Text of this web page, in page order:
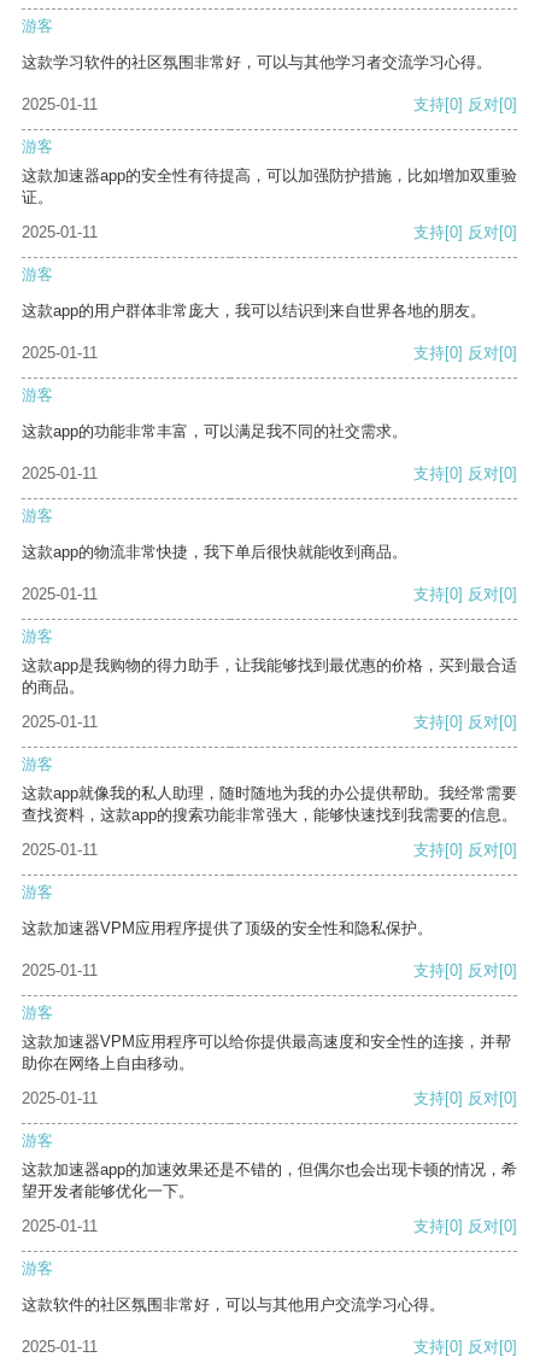
游客
这款学习软件的社区氛围非常好，可以与其他学习者交流学习心得。
2025-01-11 支持[0] 反对[0]
游客
这款加速器app的安全性有待提高，可以加强防护措施，比如增加双重验
证。
2025-01-11
支持[0] 反对[0]
游客
这款app的用户群体非常庞大，我可以结识到来自世界各地的朋友。
2025-01-11 支持[0] 反对[0]
游客
这款app的功能非常丰富，可以满足我不同的社交需求。
2025-01-11 支持[0] 反对[0]
游客
这款app的物流非常快捷，我下单后很快就能收到商品。
2025-01-11 支持[0] 反对[0]
游客
这款app是我购物的得力助手，让我能够找到最优惠的价格，买到最合适
的商品。
2025-01-11
支持[0] 反对[0]
游客
这款app就像我的私人助理，随时随地为我的办公提供帮助。我经常需要
查找资料，这款app的搜索功能非常强大，能够快速找到我需要的信息。
2025-01-11
支持[0] 反对[0]
游客
这款加速器VPM应用程序提供了顶级的安全性和隐私保护。
2025-01-11 支持[0] 反对[0]
游客
这款加速器VPM应用程序可以给你提供最高速度和安全性的连接，并帮
助你在网络上自由移动。
2025-01-11
支持[0] 反对[0]
游客
这款加速器app的加速效果还是不错的，但偶尔也会出现卡顿的情况，希
望开发者能够优化一下。
2025-01-11
支持[0] 反对[0]
游客
这款软件的社区氛围非常好，可以与其他用户交流学习心得。
2025-01-11 支持[0] 反对[0]